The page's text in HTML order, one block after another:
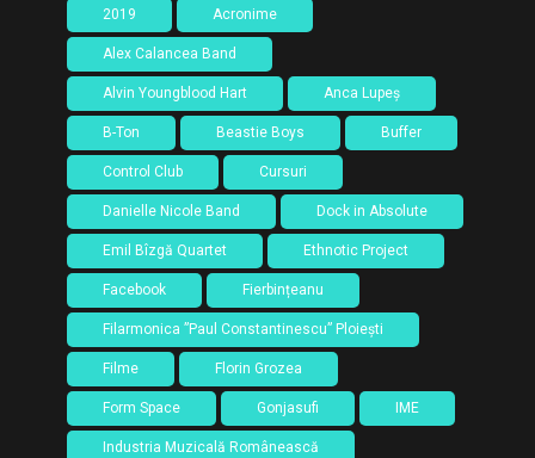
2019 Acronime
Alex Calancea Band
Alvin Youngblood Hart Anca Lupeș
B-Ton Beastie Boys Buffer
Control Club Cursuri
Danielle Nicole Band Dock in Absolute
Emil Bîzgă Quartet Ethnotic Project
Facebook Fierbințeanu
Filarmonica ”Paul Constantinescu” Ploiești
Filme Florin Grozea
Form Space Gonjasufi IME
Industria Muzicală Românească